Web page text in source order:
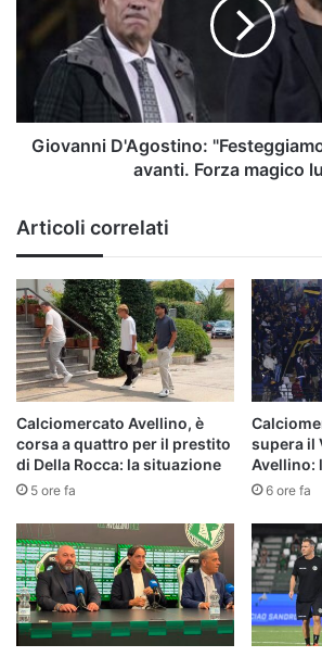
guardiamo
avanti.
Forza
magico
lupo"
Giovanni D'Agostino:
avanti. Forza magico
Articoli correlati
Calciomercato Avellino, è
corsa a quattro per il prestito
di Della Rocca: la situazione
5 ore fa
supera il
Avellino:
6 ore fa